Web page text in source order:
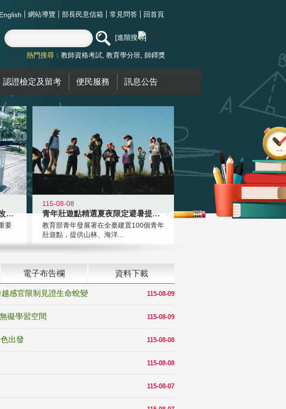
English 網站導覽 部長民意信箱 常見問答 回首頁
進階搜尋
熱門搜尋： 教師資格考試 教育學分班 師鐸獎
認證檢定及留考 便民服務 訊息公告
國教署補助22縣市積極推動「改善無
要
115-08-08
青年壯遊點精選夏夜限定避暑提案 漫
教育部青年發展署在全臺建置100個青年
壯遊點，提供山林、海洋...
電子布告欄 資料下載
115-08-09
感官限制見證生命蛻變
115-08-09
礙學習空間
115-08-08
出發
115-08-08
115-08-07